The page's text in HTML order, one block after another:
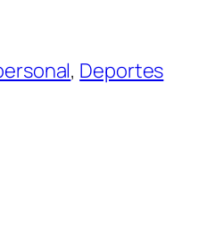
, Deportes